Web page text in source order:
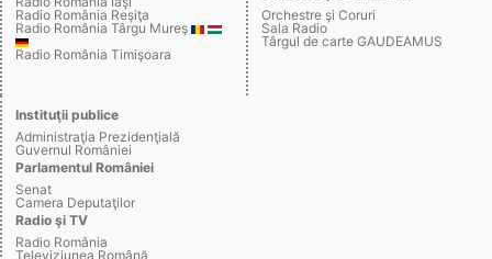
Radio România Reşiţa
Radio România Târgu Mureş
Radio România Timişoara
Orchestre şi Coruri
Sala Radio
Târgul de carte GAUDEAMUS
Instituţii publice
Administraţia Prezidenţială
Guvernul României
Parlamentul României
Senat
Camera Deputaţilor
Radio şi TV
Radio România
Televiziunea Română